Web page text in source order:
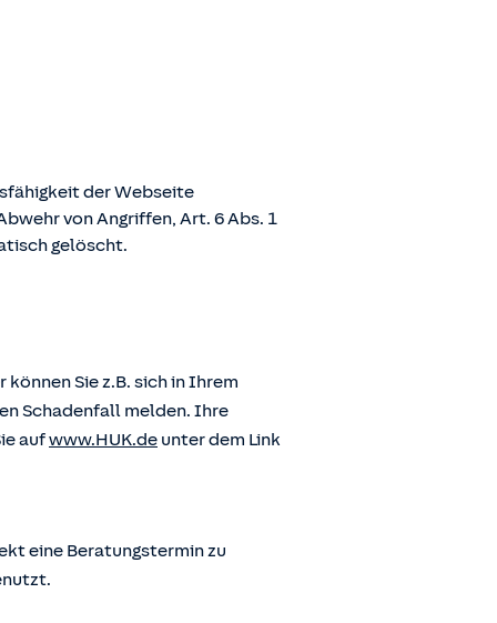
der Webseite
von Angriffen, Art. 6 Abs. 1
gelöscht.
Sie z.B. sich in Ihrem
Schadenfall melden. Ihre
aufwww.HUK.de unter dem Link
eine Beratungstermin zu